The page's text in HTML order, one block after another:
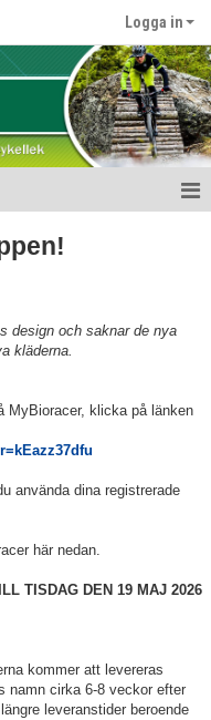
Logga in
design och saknar de nya
kläderna.
MyBioracer, klicka på länken
använda dina registrerade
här nedan.
TISDAG DEN 19 MAJ 2026
kommer att levereras
namn cirka 6-8 veckor efter
leveranstider beroende